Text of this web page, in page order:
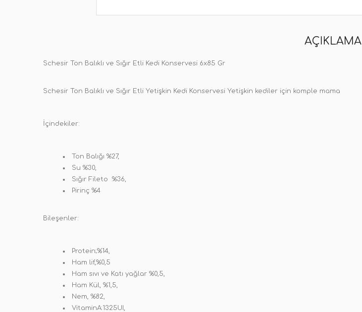
AÇIKLAMA
Schesir Ton Balıklı ve Sığır Etli Kedi Konservesi 6x85 Gr
Schesir Ton Balıklı ve Sığır Etli Yetişkin Kedi Konservesi Yetişkin kediler için komple mama
İçindekiler:
Ton Balığı %27,
Su %30,
Sığır Fileto %36,
Pirinç %4
Bileşenler:
Protein;%14,
Ham lif,%0,5
Ham sıvı ve Katı yağlar %0,5,
Ham Kül, %1,5,
Nem, %82,
VitaminA:1325UI,